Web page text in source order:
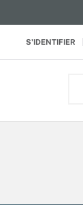
S'IDENTIFIER